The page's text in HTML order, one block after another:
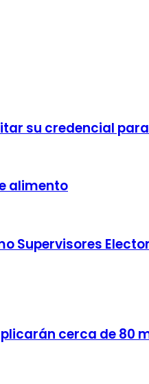
su credencial
alimento
cerca de 80